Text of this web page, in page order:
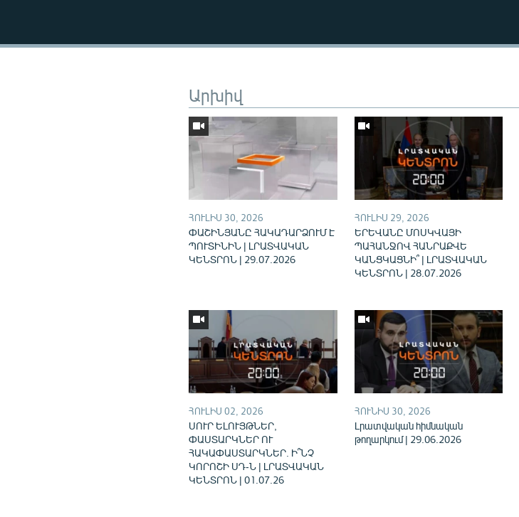
Auto 240p
Արխիվ
ՀՈՒԼԻՍ 30, 2026
ՓԱՇԻՆՅԱՆԸ ՀԱԿԱԴԱՐՁՈՒՄ Է
ՊՈՒՏԻՆԻՆ | ԼՐԱՏՎԱԿԱՆ
ԿԵՆՏՐՈՆ | 29.07.2026
ՀՈՒԼԻՍ 29, 2026
ԵՐԵՎԱՆԸ ՄՈՍԿՎԱՅԻ
ՊԱՀԱՆՋՈՎ ՀԱՆՐԱՔՎԵ
ԿԱՆՑԿԱՑՆԻ՞ | ԼՐԱՏՎԱԿԱՆ
ԿԵՆՏՐՈՆ | 28.07.2026
ՀՈՒԼԻՍ 02, 2026
ՍՈՒՐ ԵԼՈՒՅԹՆԵՐ,
ՓԱՍՏԱՐԿՆԵՐ ՈՒ
ՀԱԿԱՓԱՍՏԱՐԿՆԵՐ. Ի՞ՆՉ
ԿՈՐՈՇԻ ՍԴ-Ն | ԼՐԱՏՎԱԿԱՆ
ԿԵՆՏՐՈՆ | 01.07.26
ՀՈՒՆԻՍ 30, 2026
Լրատվական հիմնական
թողարկում | 29.06.2026